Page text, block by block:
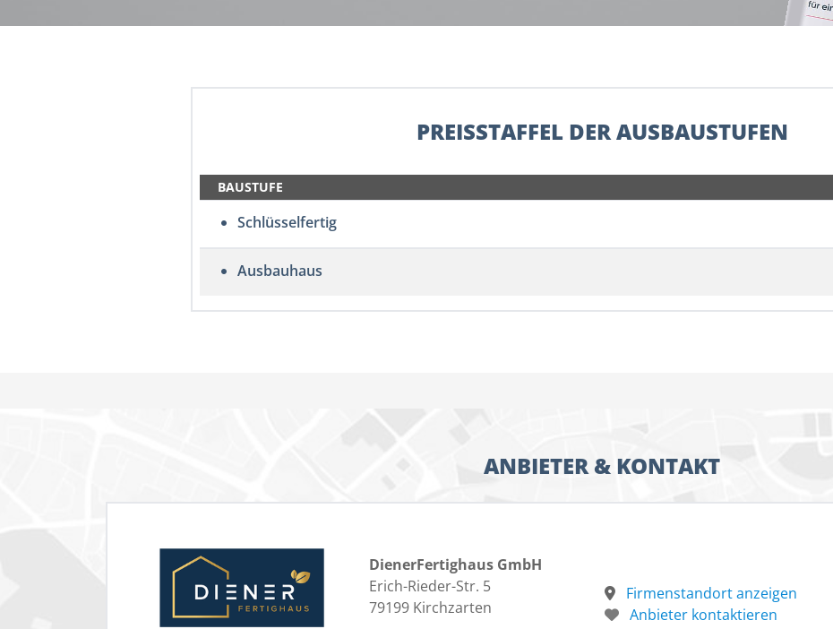
PREISSTAFFEL DER AUSBAUSTUFEN
BAUSTUFE
Schlüsselfertig
Ausbauhaus
ANBIETER & KONTAKT
DienerFertighaus GmbH
Erich-Rieder-Str. 5
79199 Kirchzarten
Firmenstandort anzeigen
Anbieter kontaktieren